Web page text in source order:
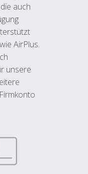
auch
AirPlus.
unsere